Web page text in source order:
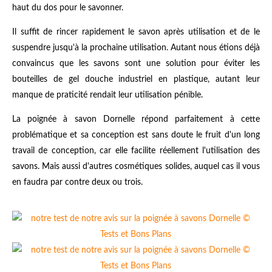
haut du dos pour le savonner.
Il suffit de rincer rapidement le savon après utilisation et de le
suspendre jusqu'à la prochaine utilisation. Autant nous étions déjà
convaincus que les savons sont une solution pour éviter les
bouteilles de gel douche industriel en plastique, autant leur
manque de praticité rendait leur utilisation pénible.
La poignée à savon Dornelle répond parfaitement à cette
problématique et sa conception est sans doute le fruit d'un long
travail de conception, car elle facilite réellement l'utilisation des
savons. Mais aussi d'autres cosmétiques solides, auquel cas il vous
en faudra par contre deux ou trois.